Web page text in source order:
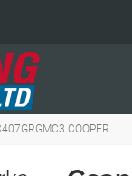
COOPER